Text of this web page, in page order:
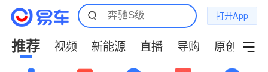
打开App
推荐 视频 新能源 直播 导购 原创 小